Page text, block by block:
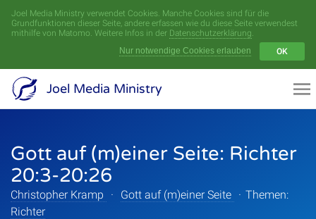
Joel Media Ministry verwendet Cookies. Manche Cookies sind für die
Grundfunktionen dieser Seite, andere erfassen wie du diese Seite verwendest
mithilfe von Matomo. Weitere Infos in der Datenschutzerklärung.
Nur notwendige Cookies erlauben
OK
Joel Media Ministry
Gott auf (m)einer Seite: Richter
20:3-20:26
Christopher Kramp · Gott auf (m)einer Seite · Themen:
Richter
Menü
Videoarchiv
Serien